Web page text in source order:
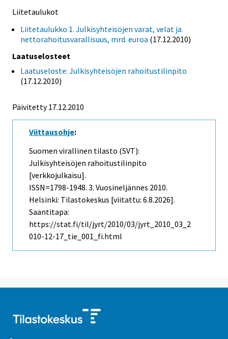
Liitetaulukot
Liitetaulukko 1. Julkisyhteisöjen varat, velat ja
nettorahoitusvarallisuus, mrd. euroa (17.12.2010)
Laatuselosteet
Laatuseloste: Julkisyhteisöjen rahoitustilinpito
(17.12.2010)
Päivitetty 17.12.2010
Viittausohje:
Suomen virallinen tilasto (SVT):
Julkisyhteisöjen rahoitustilinpito
[verkkojulkaisu].
ISSN=1798-1948. 3. Vuosineljännes 2010.
Helsinki: Tilastokeskus [viitattu: 6.8.2026].
Saantitapa:
https://stat.fi/til/jyrt/2010/03/jyrt_2010_03_2
010-12-17_tie_001_fi.html